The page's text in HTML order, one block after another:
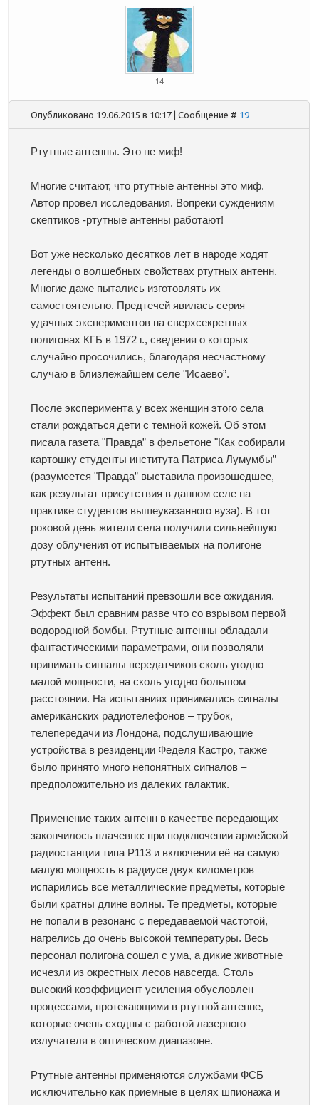
14
Опубликовано 19.06.2015 в 10:17 | Сообщение # 19
Ртутные антенны. Это не миф!
Многие считают, что ртутные антенны это миф.
Автор провел исследования. Вопреки суждениям
скептиков -ртутные антенны работают!
Вот уже несколько десятков лет в народе ходят
легенды о волшебных свойствах ртутных антенн.
Многие даже пытались изготовлять их
самостоятельно. Предтечей явилась серия
удачных экспериментов на сверхсекретных
полигонах КГБ в 1972 г., сведения о которых
случайно просочились, благодаря несчастному
случаю в близлежайшем селе "Исаево”.
После эксперимента у всех женщин этого села
стали рождаться дети с темной кожей. Об этом
писала газета "Правда” в фельетоне "Как собирали
картошку студенты института Патриса Лумумбы”
(разумеется "Правда” выставила произошедшее,
как результат присутствия в данном селе на
практике студентов вышеуказанного вуза). В тот
роковой день жители села получили сильнейшую
дозу облучения от испытываемых на полигоне
ртутных антенн.
Результаты испытаний превзошли все ожидания.
Эффект был сравним разве что со взрывом первой
водородной бомбы. Ртутные антенны обладали
фантастическими параметрами, они позволяли
принимать сигналы передатчиков сколь угодно
малой мощности, на сколь угодно большом
расстоянии. На испытаниях принимались сигналы
американских радиотелефонов – трубок,
телепередачи из Лондона, подслушивающие
устройства в резиденции Феделя Кастро, также
было принято много непонятных сигналов –
предположительно из далеких галактик.
Применение таких антенн в качестве передающих
закончилось плачевно: при подключении армейской
радиостанции типа Р113 и включении её на самую
малую мощность в радиусе двух километров
испарились все металлические предметы, которые
были кратны длине волны. Те предметы, которые
не попали в резонанс с передаваемой частотой,
нагрелись до очень высокой температуры. Весь
персонал полигона сошел с ума, а дикие животные
исчезли из окрестных лесов навсегда. Столь
высокий коэффициент усиления обусловлен
процессами, протекающими в ртутной антенне,
которые очень сходны с работой лазерного
излучателя в оптическом диапазоне.
Ртутные антенны применяются службами ФСБ
исключительно как приемные в целях шпионажа и